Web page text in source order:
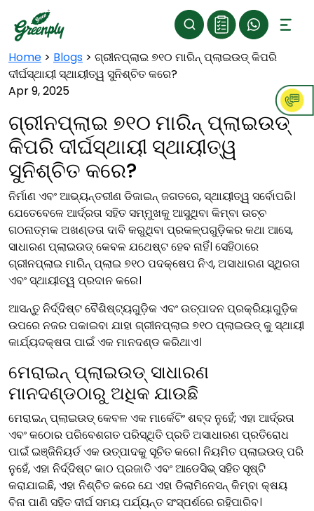
Home > Blogs > ଗ୍ରୀନପ୍ଲାଇ ୭୧୦ ମାରିନ୍ ପ୍ଲାଇଉଡ୍ କିପରି
ଦୀର୍ଘସ୍ଥାୟୀ ସ୍ଥାୟୀତ୍ୱ ସୁନିଶ୍ଚିତ କରେ?
Apr 9, 2025
ଗ୍ରୀନପ୍ଲାଇ ୭୧୦ ମାରିନ୍ ପ୍ଲାଇଉଡ୍
କିପରି ଦୀର୍ଘସ୍ଥାୟୀ ସ୍ଥାୟୀତ୍ୱ
ସୁନିଶ୍ଚିତ କରେ?
ନିର୍ମାଣ ଏବଂ ଆଭ୍ୟନ୍ତରୀଣ ଡିଜାଇନ୍ ଜଗତରେ, ସ୍ଥାୟୀତ୍ୱ ସର୍ବୋପରି।
ଯେତେବେଳେ ଆର୍ଦ୍ରତା ସହିତ ସମ୍ମୁଖକୁ ଆସୁଥିବା କିମ୍ବା ଉଚ୍ଚ
ଗଠନାତ୍ମକ ଅଖଣ୍ଡତା ଦାବି କରୁଥିବା ପ୍ରକଳ୍ପଗୁଡ଼ିକର କଥା ଆସେ,
ସାଧାରଣ ପ୍ଲାଇଉଡ୍ କେବଳ ଯଥେଷ୍ଟ ହେବ ନାହିଁ। ସେହିଠାରେ
ଗ୍ରୀନପ୍ଲାଇ ମାରିନ୍ ପ୍ଲାଇ ୭୧୦ ପଦକ୍ଷେପ ନିଏ, ଅସାଧାରଣ ସ୍ଥିରତା
ଏବଂ ସ୍ଥାୟୀତ୍ୱ ପ୍ରଦାନ କରେ।
ଆସନ୍ତୁ ନିର୍ଦ୍ଦିଷ୍ଟ ବୈଶିଷ୍ଟ୍ୟଗୁଡ଼ିକ ଏବଂ ଉତ୍ପାଦନ ପ୍ରକ୍ରିୟାଗୁଡ଼ିକ
ଉପରେ ନଜର ପକାଇବା ଯାହା ଗ୍ରୀନପ୍ଲାଇ ୭୧୦ ପ୍ଲାଇଉଡ୍ କୁ ସ୍ଥାୟୀ
କାର୍ଯ୍ୟଦକ୍ଷତା ପାଇଁ ଏକ ମାନଦଣ୍ଡ କରିଥାଏ।
ମେରାଇନ୍ ପ୍ଲାଇଉଡ୍ ସାଧାରଣ
ମାନଦଣ୍ଡଠାରୁ ଅଧିକ ଯାଉଛି
ମେରାଇନ୍ ପ୍ଲାଇଉଡ୍ କେବଳ ଏକ ମାର୍କେଟିଂ ଶବ୍ଦ ନୁହେଁ; ଏହା ଆର୍ଦ୍ରତା
ଏବଂ କଠୋର ପରିବେଶଗତ ପରିସ୍ଥିତି ପ୍ରତି ଅସାଧାରଣ ପ୍ରତିରୋଧ
ପାଇଁ ଇଞ୍ଜିନିୟର୍ଡ ଏକ ଉତ୍ପାଦକୁ ସୂଚିତ କରେ। ନିୟମିତ ପ୍ଲାଇଉଡ୍ ପରି
ନୁହେଁ, ଏହା ନିର୍ଦ୍ଦିଷ୍ଟ କାଠ ପ୍ରଜାତି ଏବଂ ଆଡେସିଭ୍ ସହିତ ସୃଷ୍ଟି
କରାଯାଇଛି, ଏହା ନିଶ୍ଚିତ କରେ ଯେ ଏହା ଡିଲାମିନେସନ୍ କିମ୍ବା କ୍ଷୟ
ବିନା ପାଣି ସହିତ ଦୀର୍ଘ ସମୟ ପର୍ଯ୍ୟନ୍ତ ସଂସ୍ପର୍ଶରେ ରହିପାରିବ।